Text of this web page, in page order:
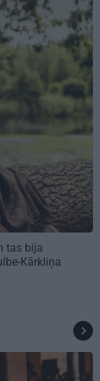
tas bija
Kārkliņa